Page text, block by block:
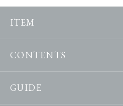
ITEM
CONTENTS
GUIDE